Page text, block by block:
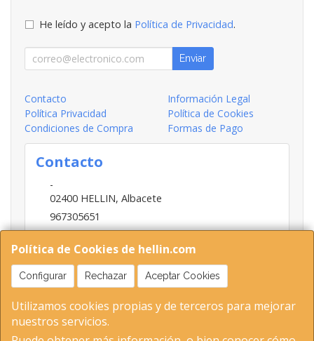
Política de Cookies de hellin.com
Configurar Rechazar Aceptar Cookies
Utilizamos cookies propias y de terceros para mejorar
nuestros servicios.
He leído y acepto la Política de Privacidad.
Enviar
Contacto
Información Legal
Política Privacidad
Política de Cookies
Condiciones de Compra
Formas de Pago
Contacto
-
02400 HELLIN, Albacete
967305651
INFO@HELLIN.COM
Horario
09:00-13:30; 16:30-20:30